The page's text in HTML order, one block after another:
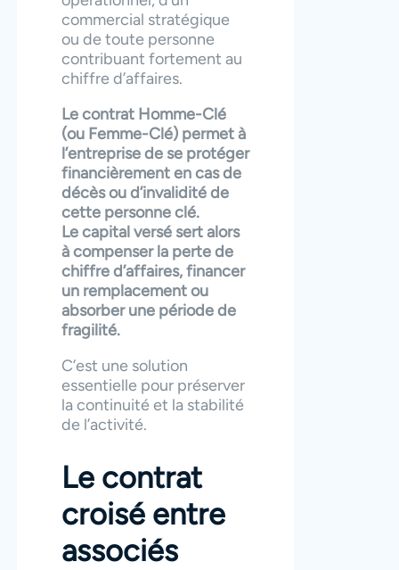
commercial stratégique
ou de toute personne
contribuant fortement au
chiffre d’affaires.
Le contrat Homme-Clé
(ou Femme-Clé) permet à
l’entreprise de se protéger
financièrement en cas de
décès ou d’invalidité de
cette personne clé.
Le capital versé sert alors
à compenser la perte de
chiffre d’affaires, financer
un remplacement ou
absorber une période de
fragilité.
C’est une solution
essentielle pour préserver
la continuité et la stabilité
de l’activité.
Le contrat
croisé entre
associés